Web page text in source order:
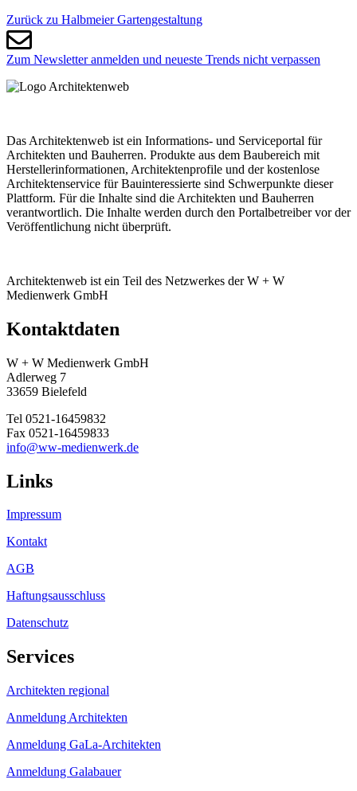
Zurück zu Halbmeier Gartengestaltung
Zum Newsletter anmelden und neueste Trends nicht verpassen
Das Architektenweb ist ein Informations- und Serviceportal für
Architekten und Bauherren. Produkte aus dem Baubereich mit
Herstellerinformationen, Architektenprofile und der kostenlose
Architektenservice für Bauinteressierte sind Schwerpunkte dieser
Plattform. Für die Inhalte sind die Architekten und Bauherren
verantwortlich. Die Inhalte werden durch den Portalbetreiber vor der
Veröffentlichung nicht überprüft.
Architektenweb ist ein Teil des Netzwerkes der W + W
Medienwerk GmbH
Kontaktdaten
W + W Medienwerk GmbH
Adlerweg 7
33659 Bielefeld
Tel 0521-16459832
Fax 0521-16459833
info@ww-medienwerk.de
Links
Impressum
Kontakt
AGB
Haftungsausschluss
Datenschutz
Services
Architekten regional
Anmeldung Architekten
Anmeldung GaLa-Architekten
Anmeldung Galabauer